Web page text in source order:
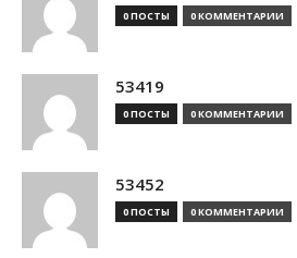
0 ПОСТЫ 0 КОММЕНТАРИИ
53419
0 ПОСТЫ 0 КОММЕНТАРИИ
53452
0 ПОСТЫ 0 КОММЕНТАРИИ